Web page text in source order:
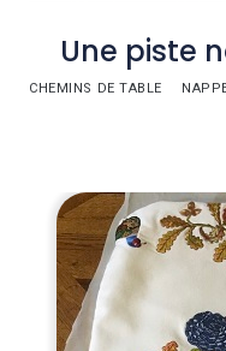
Une piste
CHEMINS DE TABLE